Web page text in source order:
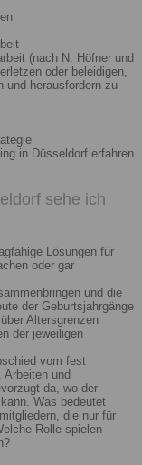
(nach N. Höfner und
oder beleidigen,
und herausfordern zu
in Düsseldorf erfahren
sehe ich
Lösungen für
oder gar
und die
der Geburtsjahrgänge
Altersgrenzen
der jeweiligen
vom fest
und
da, wo der
Was bedeutet
die nur für
Rolle spielen